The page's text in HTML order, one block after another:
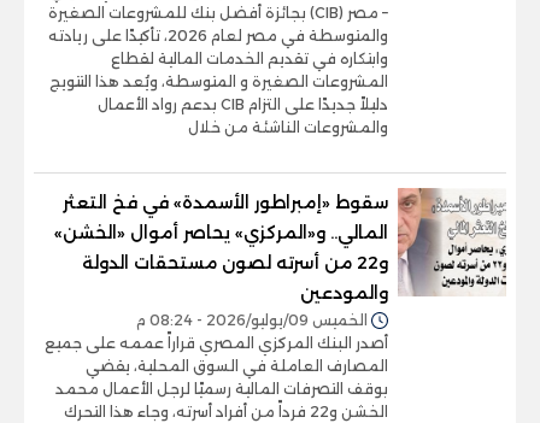
– مصر (CIB) بجائزة أفضل بنك للمشروعات الصغيرة
والمتوسطة في مصر لعام 2026، تأكيدًا على ريادته
وابتكاره في تقديم الخدمات المالية لقطاع
المشروعات الصغيرة و المتوسطة، ويُعد هذا التتويج
دليلاً جديدًا على التزام CIB بدعم رواد الأعمال
والمشروعات الناشئة من خلال
سقوط «إمبراطور الأسمدة» في فخ التعثر
المالي.. و«المركزي» يحاصر أموال «الخشن»
و22 من أسرته لصون مستحقات الدولة
والمودعين
الخميس 09/يوليو/2026 - 08:24 م
أصدر البنك المركزي المصري قراراً عممه على جميع
المصارف العاملة في السوق المحلية، يقضي
بوقف التصرفات المالية رسميًا لرجل الأعمال محمد
الخشن و22 فرداً من أفراد أسرته، وجاء هذا التحرك